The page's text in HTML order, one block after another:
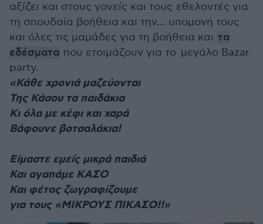
αξίζει και στους γονείς και τους εθελοντές για
τη σπουδαία βοήθεια και την... υπομονή τους
και όλες τις μαμάδες για τη βοήθεια και τα
εδέσματα που ετοιμάζουν για το μεγάλο Bazar
party.
«Κάθε χρονιά μαζεύονται
Της Κάσου τα παιδάκια
Κι όλα με κέφι και χαρά
Βάφουνε βοτσαλάκια!
Είμαστε εμείς μικρά παιδιά
Και αγαπάμε ΚΑΣΟ
Και φέτος ζωγραφίζουμε
για τους «ΜΙΚΡΟΥΣ ΠΙΚΑΣΟ!!»